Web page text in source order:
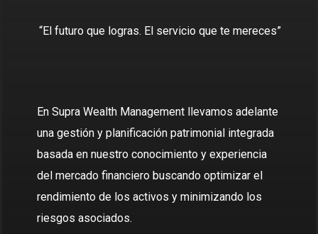
“El futuro que logras. El servicio que te mereces”
En Supra Wealth Management llevamos adelante
una gestión y planificación patrimonial integrada
basada en nuestro conocimiento y experiencia
del mercado financiero buscando optimizar el
rendimiento de los activos y minimizando los
riesgos asociados.